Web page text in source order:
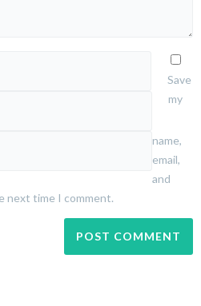
Save
my
name,
email,
and
next time I comment.